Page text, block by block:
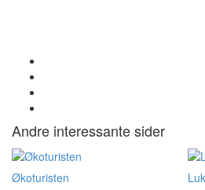
Andre interessante sider
Økoturisten